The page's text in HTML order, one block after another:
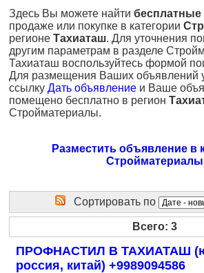
Здесь Вы можете найти
продаже или покупке в категории
регионе Тахиаташ. Для уточнения
другим параметрам в разделе
Тахиаташ воспользуйтесь формой
Для размещения Ваших объявлений
ссылку Дать объявление и Ваше
помещено бесплатно в регион
Стройматериалы.
Разместить объявление в
Стройматериалы
Сортировать по
Всего: 3
ПРОФНАСТИЛ В ТАХИАТАШ
россия, китай) +9989094586